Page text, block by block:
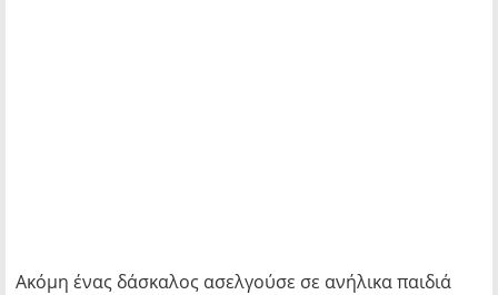
Ακόμη ένας δάσκαλος ασελγούσε σε ανήλικα παιδιά